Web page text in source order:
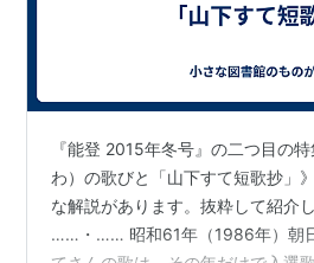
『能登 2015年冬号』の二つ目の
わ）の歌びと「山下すて短歌抄」
な解説があります。抜粋して紹
……・…… 昭和61年（1986年）朝